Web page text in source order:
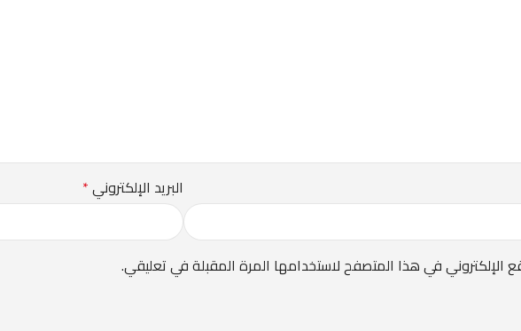
البريد الإلكتروني*
الإلكتروني في هذا المتصفح لاستخدامها المرة المقبلة في تعليقي.